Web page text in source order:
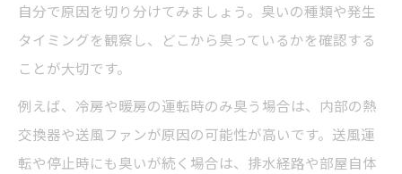
自分で原因を切り分けてみましょう。臭いの種類や発生
タイミングを観察し、どこから臭っているかを確認する
ことが大切です。
例えば、冷房や暖房の運転時のみ臭う場合は、内部の熱
交換器や送風ファンが原因の可能性が高いです。送風運
転や停止時にも臭いが続く場合は、排水経路や部屋自体